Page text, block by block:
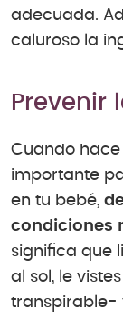
adecuada.
caluroso la
Prevenir
Cuando hace
importante
en tu bebé,
condiciones
significa que
al sol, le
transpirable-